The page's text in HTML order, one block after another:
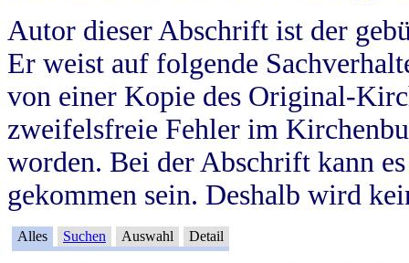
Autor dieser Abschrift ist der
Er weist auf folgende
von einer Kopie des Original-
zweifelsfreie Fehler im
worden. Bei der Abschrift kann
gekommen sein. Deshalb wird
Alles Suchen Auswahl Detail